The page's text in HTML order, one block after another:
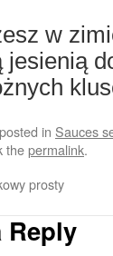
w
jesienią
in Sauces
thepermalink.
prosty
Reply